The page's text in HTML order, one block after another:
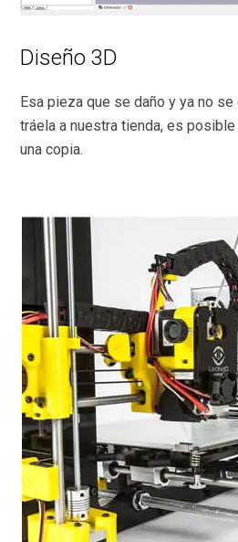
Diseño 3D
Esa pieza que se daño y ya no
tráela a nuestra tienda, es
una copia.